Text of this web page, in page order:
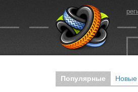
Популярные Новые